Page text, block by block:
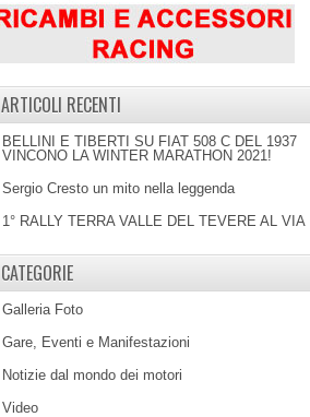
ARTICOLI RECENTI
BELLINI E TIBERTI SU FIAT 508 C DEL 1937
VINCONO LA WINTER MARATHON 2021!
Sergio Cresto un mito nella leggenda
1° RALLY TERRA VALLE DEL TEVERE AL VIA
CATEGORIE
Galleria Foto
Gare, Eventi e Manifestazioni
Notizie dal mondo dei motori
Video